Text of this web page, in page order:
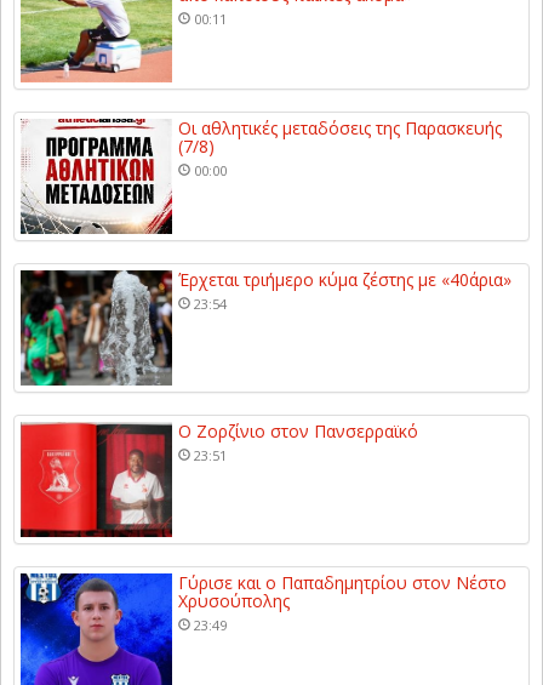
00:11
Οι αθλητικές μεταδόσεις της Παρασκευής
(7/8)
00:00
Έρχεται τριήμερο κύμα ζέστης με «40άρια»
23:54
Ο Ζορζίνιο στον Πανσερραϊκό
23:51
Γύρισε και ο Παπαδημητρίου στον Νέστο
Χρυσούπολης
23:49